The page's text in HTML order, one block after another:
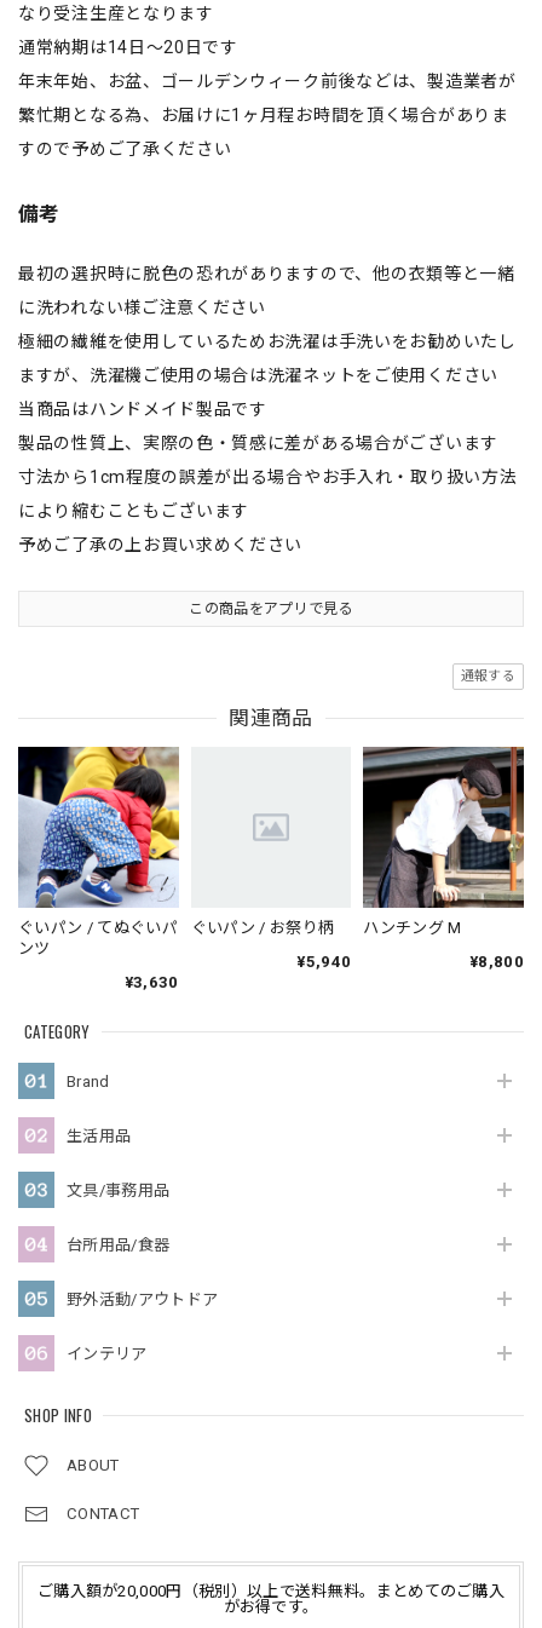
CATEGORY
Brand
生活用品
文具/事務用品
台所用品/食器
野外活動/アウトドア
インテリア
SHOP INFO
ABOUT
CONTACT
ご購入額が20,000円（税別）以上で送料無料。まとめてのご購入
がお得です。
なり受注生産となります
通常納期は14日〜20日です
年末年始、お盆、ゴールデンウィーク前後などは、製造業者が
繁忙期となる為、お届けに1ヶ月程お時間を頂く場合がありま
すので予めご了承ください
備考
最初の選択時に脱色の恐れがありますので、他の衣類等と一緒
に洗われない様ご注意ください
極細の繊維を使用しているためお洗濯は手洗いをお勧めいたし
ますが、洗濯機ご使用の場合は洗濯ネットをご使用ください
当商品はハンドメイド製品です
製品の性質上、実際の色・質感に差がある場合がございます
寸法から1cm程度の誤差が出る場合やお手入れ・取り扱い方法
により縮むこともございます
予めご了承の上お買い求めください
この商品をアプリで見る
通報する
関連商品
ぐいパン / てぬぐいパ
ンツ
¥3,630
ぐいパン / お祭り柄
¥5,940
ハンチング M
¥8,800